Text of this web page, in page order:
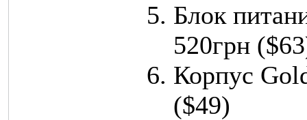
Блок
520грн
Корпус
($49)